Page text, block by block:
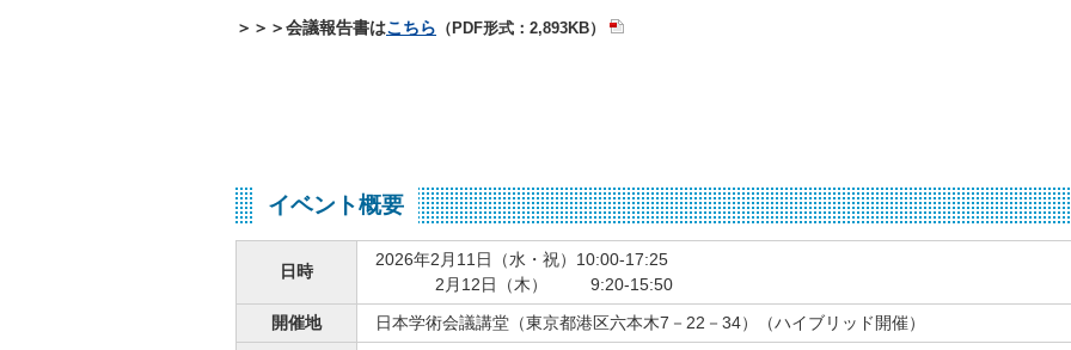
＞＞＞会議報告書はこちら （PDF形式：2,893KB）
イベント概要
日時
2026年2月11日（水・祝）10:00-17:25
2月12日（木） 9:20-15:50
開催地
日本学術会議講堂（東京都港区六本木7－22－34）（ハイブリッド開催）